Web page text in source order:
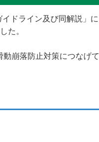
ドライン及び同解説」に
た。
崩落防止対策につなげて